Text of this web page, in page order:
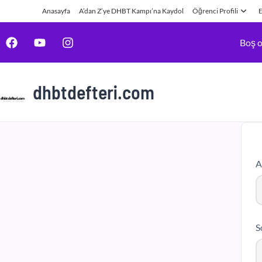
Anasayfa A’dan Z’ye DHBT Kampı’na Kaydol Öğrenci Profili
Boş
dhbtdefteri.com